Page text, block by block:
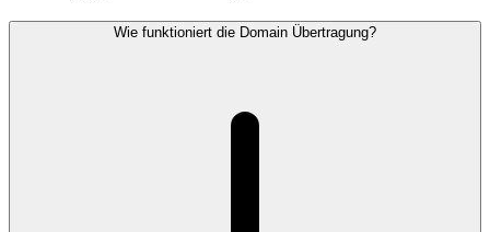
Wie funktioniert die Domain Übertragung?